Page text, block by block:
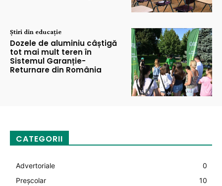
Știri din educație
Dozele de aluminiu câștigă
tot mai mult teren în
Sistemul Garanție-
Returnare din România
CATEGORII
Advertoriale
0
Preșcolar
10